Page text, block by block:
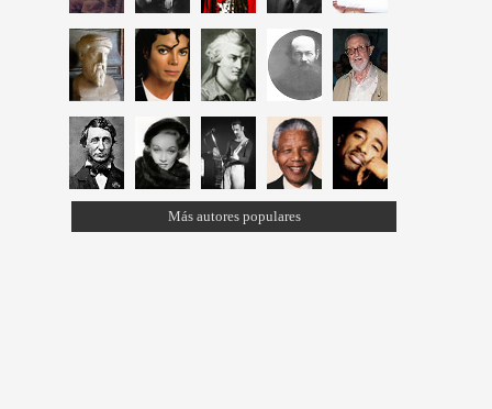
Más autores populares